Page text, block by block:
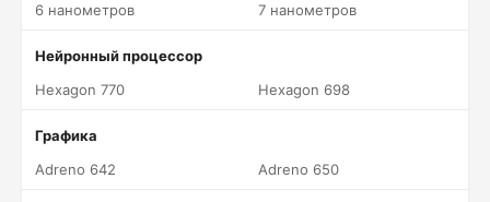
6 нанометров
7 нанометров
Нейронный процессор
Hexagon 770
Hexagon 698
Графика
Adreno 642
Adreno 650